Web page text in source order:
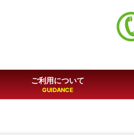
ご利用について